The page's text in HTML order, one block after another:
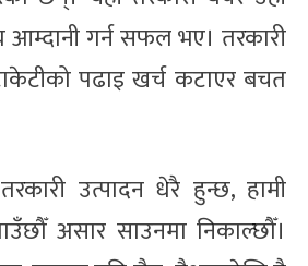
गर्न सफल भए। तरकारी
पढाइ खर्च कटाएर बचत
तरकारी उत्पादन धेरै हुन्छ, हामी
असार साउनमा निकाल्छौँ।